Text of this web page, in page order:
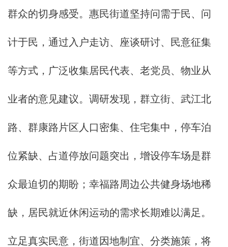
群众的切身感受。惠民街道坚持问需于民、问
计于民，通过入户走访、座谈研讨、民意征集
等方式，广泛收集居民代表、老党员、物业从
业者的意见建议。调研发现，群立街、武江北
路、群康路片区人口密集、住宅集中，停车泊
位紧缺、占道停放问题突出，增设停车场是群
众最迫切的期盼；幸福路周边公共健身场地稀
缺，居民就近休闲运动的需求长期难以满足。
立足真实民意，街道因地制宜、分类施策，将